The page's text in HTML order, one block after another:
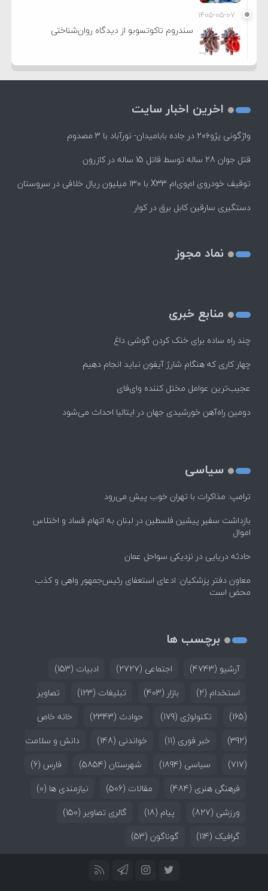
۱۴۰۵-۰۵-۰۷
سندروم تاکوتسوبو از دیدگاه روان‌شناختی
اخرین اخبار سایت
واژگونی پژو۲۰۶ در جاده بابامیدان- نورآباد با ۳ مصدوم
قتل جوان 28 ساله توسط قاتل 15 ساله در کازرون
توقیف خودروی ام‌وی‌ام X33 با ۱۳۰ میلیون ریال خلافی در سروستان
دستگیری سارقین کابل برق در کوار
نماد مجوز
منابع خبری
چند راه‌ ساده برای خنک کردن گوشی داغ
چهار کاری که هنگام شارژ آیفون نباید انجام دهیم
عجیب‌ترین عوامل مختل کننده وای‌فای
دومین راه‌آهن خورشیدی جهان در ایتالیا احداث می‌شود
سیاسی
ترامپ: مذاکرات با تهران خوب پیش می‌رود
بازداشت سفیر پیشین فلسطین در لبنان به اتهام فساد و اختلاس
اموال
حادثه دریایی در نزدیکی سواحل عمان
معاون دفتر پزشکیان: ادعای استعفای رئیس‌جمهور واهی و کذب
محض است
برچسب ها
آرشیو (4743) اجتماعی (2727) ادبیات (153)
استخدام (2) بازار (403) تبلیغات (123)
تصاویر
(165)
تکنولوژی (179) حوادث (2343)
خانه خاص
(392)
خبر فوری (11) خواندنی (148)
دانش و سلامت
(717)
سیاسی (1894) شهرستان (5854) فارس (6)
فرهنگی هنری (484) مقالات (506) نیازمندی ها (0)
ورزشی (827) پیام (18) گالری تصاویر (150)
گرافیک (114) گوناگون (53)